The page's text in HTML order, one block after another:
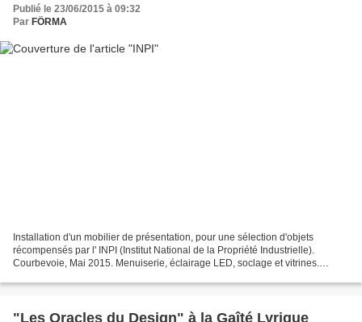
Publié le 23/06/2015 à 09:32
Par FÖRMA
Installation d'un mobilier de présentation, pour une sélection d'objets
récompensés par l' INPI (Institut National de la Propriété Industrielle).
Courbevoie, Mai 2015. Menuiserie, éclairage LED, soclage et vitrines.
"Les Oracles du Design" à la Gaîté Lyrique